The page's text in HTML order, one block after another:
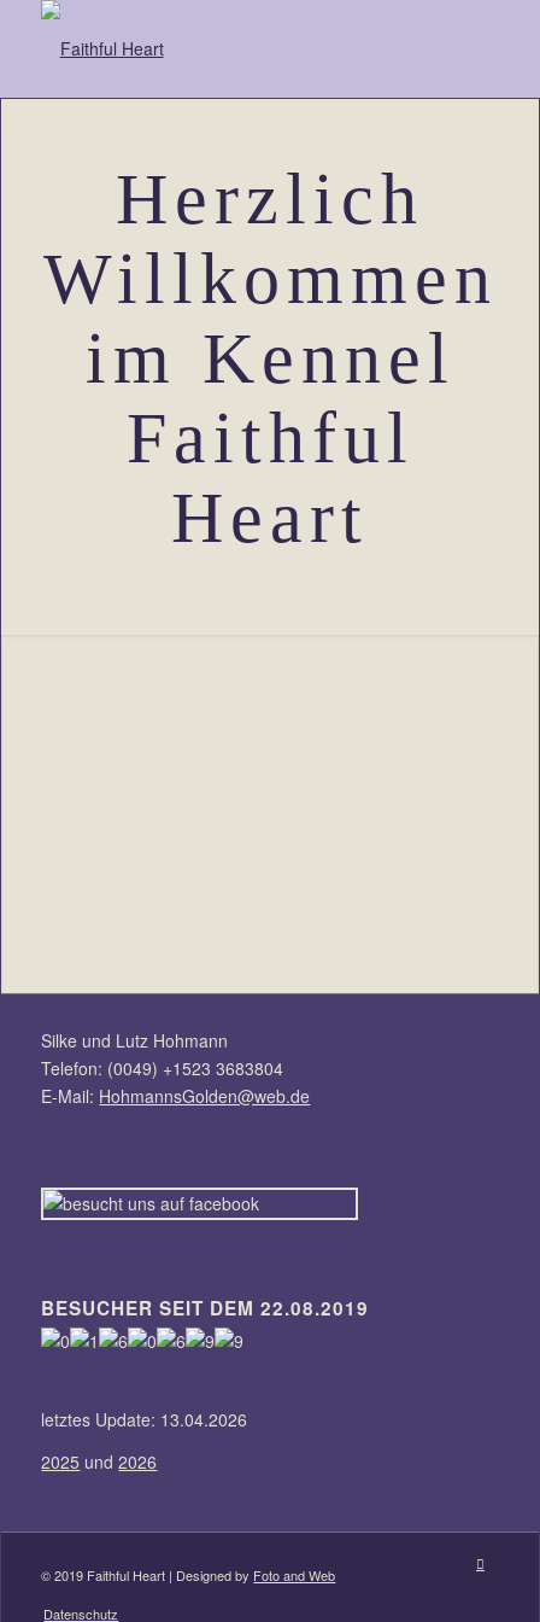
Herzlich
Willkommen
im Kennel
Faithful
Heart
Silke und Lutz Hohmann
Telefon: (0049) +1523 3683804
E-Mail: HohmannsGolden@web.de
BESUCHER SEIT DEM 22.08.2019
letztes Update: 13.04.2026
2025 und2026
© 2019 Faithful Heart | Designed by Foto and Web
Datenschutz